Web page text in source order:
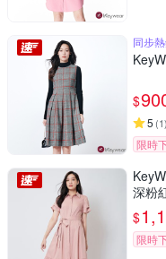
同步
$
5 (1)
限時
深粉
$
限時